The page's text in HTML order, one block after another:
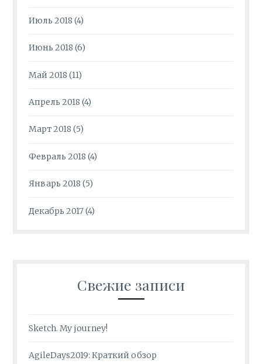
Июль 2018 (4)
Июнь 2018 (6)
Май 2018 (11)
Апрель 2018 (4)
Март 2018 (5)
Февраль 2018 (4)
Январь 2018 (5)
Декабрь 2017(4)
Свежие записи
Sketch. My journey!
AgileDays2019: Краткий обзор